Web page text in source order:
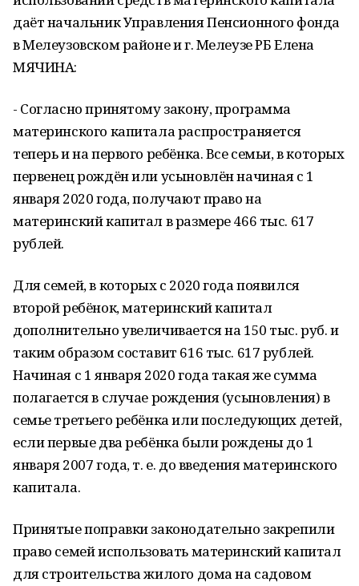
даёт начальник Управления Пенсионного фонда
в Мелеузовском районе и г. Мелеузе РБ Елена
МЯЧИНА:
- Согласно принятому закону, программа
материнского капитала распространяется
теперь и на первого ребёнка. Все семьи, в которых
первенец рождён или усыновлён начиная с 1
января 2020 года, получают право на
материнский капитал в размере 466 тыс. 617
рублей.
Для семей, в которых с 2020 года появился
второй ребёнок, материнский капитал
дополнительно увеличивается на 150 тыс. руб. и
таким образом составит 616 тыс. 617 рублей.
Начиная с 1 января 2020 года такая же сумма
полагается в случае рождения (усыновления) в
семье третьего ребёнка или последующих детей,
если первые два ребёнка были рождены до 1
января 2007 года, т. е. до введения материнского
капитала.
Принятые поправки законодательно закрепили
право семей использовать материнский капитал
для строительства жилого дома на садовом